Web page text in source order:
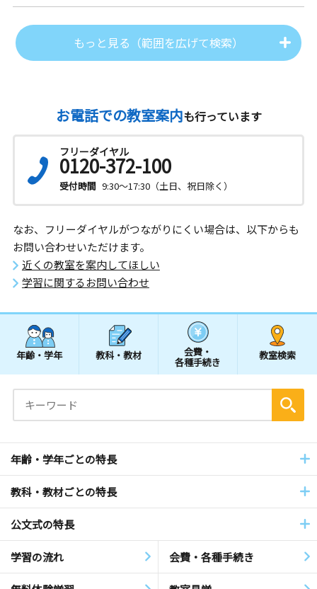
もっと見る（範囲を広げて検索）
お電話での教室案内も行っています
フリーダイヤル
0120-372-100
受付時間 9:30～17:30（土日、祝日除く）
なお、フリーダイヤルがつながりにくい場合は、以下からも
お問い合わせいただけます。
近くの教室を案内してほしい
学習に関するお問い合わせ
年齢・学年 教科・教材 会費・
各種手続き
教室検索
年齢・学年ごとの特長
教科・教材ごとの特長
公文式の特長
学習の流れ 会費・各種手続き